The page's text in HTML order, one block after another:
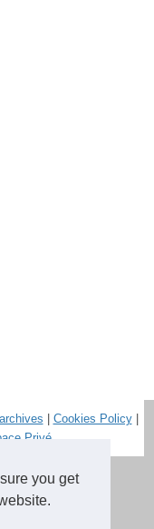
you get
Cookies Policy|
Privé